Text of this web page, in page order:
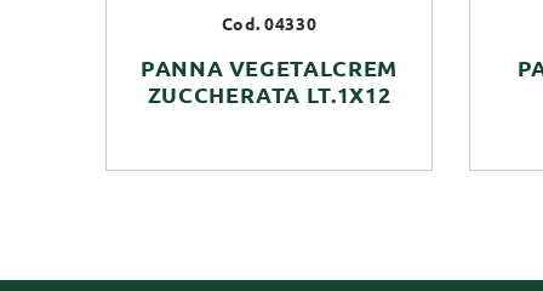
Cod. 04330
PANNA VEGETALCREM
ZUCCHERATA LT.1X12